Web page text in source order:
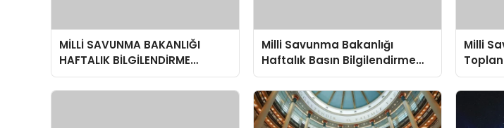
MİLLİ SAVUNMA BAKANLIĞI
HAFTALIK BİLGİLENDİRME
TOPLANTISI
Milli Savunma Bakanlığı
Haftalık Basın Bilgilendirme
Toplantısında
Değerlendirmeler
Milli